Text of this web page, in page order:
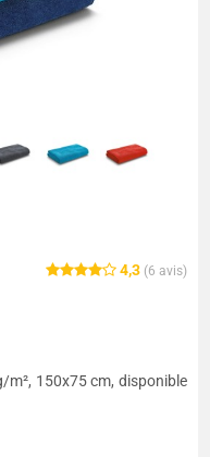
4,3 (6 avis)
m², 150x75 cm, disponible